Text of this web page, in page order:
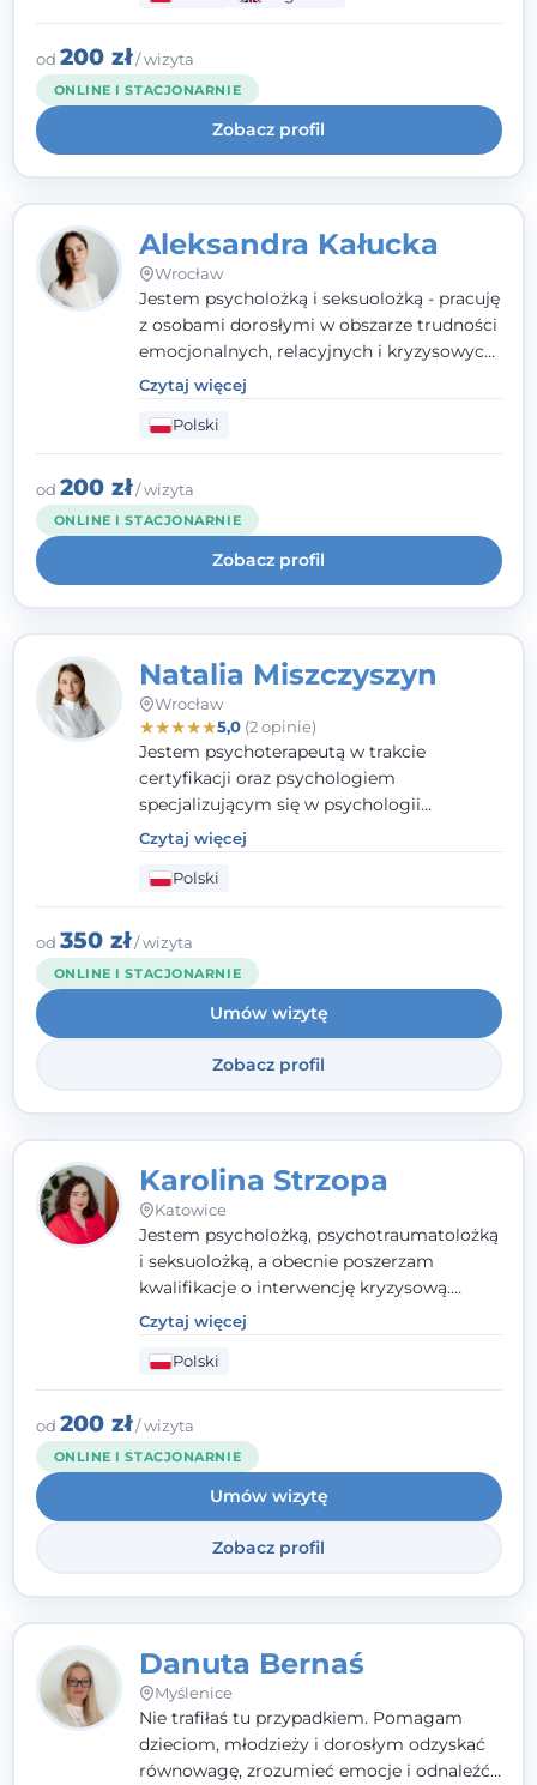
polskim i angielskim, w podejściu
humanistycznym, opartym na
partnerstwie i podmiotowości klienta.
od 200 zł/ wizyta
ONLINE I STACJONARNIE
Zobacz profil
Aleksandra Kałucka
Wrocław
Jestem psycholożką i seksuolożką - pracuję
z osobami dorosłymi w obszarze trudności
emocjonalnych, relacyjnych i kryzysowych,
w tym z osobami po doświadczeniach
przemocy. Ukończyłam psychologię
kliniczną oraz studia podyplomowe z
interwencji kryzysowej i seksuologii
klinicznej na SWPS we Wrocławiu. W pracy
kieruję się empatią, etyką zawodową i
uważnością na potrzeby klienta.
Czytaj więcej
Polski
od 200 zł/ wizyta
ONLINE I STACJONARNIE
Zobacz profil
Natalia Miszczyszyn
Wrocław
★★★★★5,0(2 opinie)
Jestem psychoterapeutą w trakcie
certyfikacji oraz psychologiem
specjalizującym się w psychologii
klinicznej. Ukończyłam również studia
podyplomowe z Praktycznej Diagnozy
Psychologicznej. Aktywnie uczestniczę w
działalności Polskiego Towarzystwa
Psychiatrycznego oraz Polskiego
Towarzystwa Psychologicznego, a także
jestem członkiem nadzwyczajnym
Wielkopolskiego Towarzystwa Terapii
Systemowej.
Czytaj więcej
Polski
od 350 zł/ wizyta
ONLINE I STACJONARNIE
Umów wizytę
Zobacz profil
Karolina Strzopa
Katowice
Jestem psycholożką, psychotraumatolożką
i seksuolożką, a obecnie poszerzam
kwalifikacje o interwencję kryzysową.
Pracuję w nurcie terapii trzeciej fali, łącząc
metody o potwierdzonej skuteczności.
Towarzyszę młodzieży, dorosłym i parom w
radzeniu sobie z bolesnymi
doświadczeniami tak, by mogli żyć pełniej.
Czytaj więcej
Polski
od 200 zł/ wizyta
ONLINE I STACJONARNIE
Umów wizytę
Zobacz profil
Danuta Bernaś
Myślenice
Nie trafiłaś tu przypadkiem. Pomagam
dzieciom, młodzieży i dorosłym odzyskać
równowagę, zrozumieć emocje i odnaleźć